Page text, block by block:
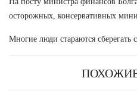
осторожных, консервативных
Многие люди стараются сберегать